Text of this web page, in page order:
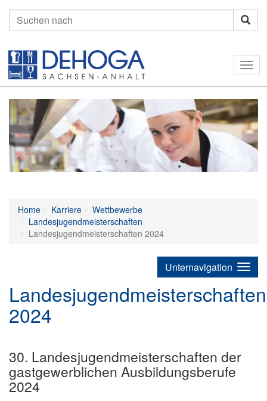
nach:
Home Karriere
Wettbewerbe
Landesjugendmeisterschaften
Landesjugendmeisterschaften 2024
Unternavigation
Landesjugendmeisterschaften
2024
30. Landesjugendmeisterschaften der
gastgewerblichen Ausbildungsberufe
2024